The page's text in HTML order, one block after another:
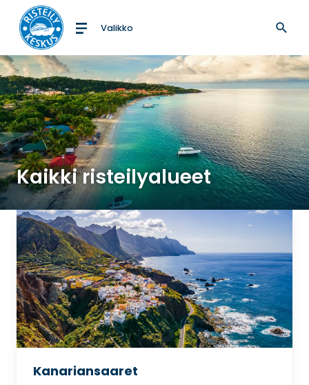
Etusivulle
Valikko
Kaikki risteilyalueet
Kanariansaaret